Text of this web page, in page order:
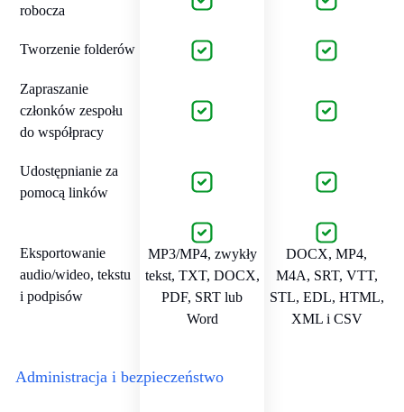
robocza
Tworzenie folderów
Zapraszanie
członków zespołu
do współpracy
Udostępnianie za
pomocą linków
Eksportowanie
audio/wideo, tekstu
i podpisów
MP3/MP4, zwykły
tekst, TXT, DOCX,
PDF, SRT lub
Word
DOCX, MP4,
M4A, SRT, VTT,
STL, EDL, HTML,
XML i CSV
Administracja i bezpieczeństwo